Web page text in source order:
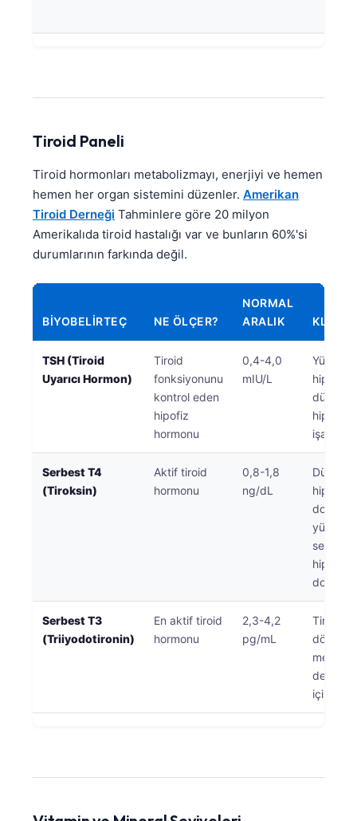
Tiroid Paneli
Tiroid hormonları metabolizmayı, enerjiyi ve hemen
hemen her organ sistemini düzenler. Amerikan
Tiroid Derneği Tahminlere göre 20 milyon
Amerikalıda tiroid hastalığı var ve bunların 60%'si
durumlarının farkında değil.
BIYOBELIRTEÇ NE ÖLÇER?
NORMAL
ARALIK
KLINIK
TSH (Tiroid
Uyarıcı Hormon)
Tiroid
fonksiyonunu
kontrol eden
hipofiz
hormonu
0,4-4,0
mIU/L
Yüksek
düşük
işaret
Serbest T4
(Tiroksin)
Aktif tiroid
hormonu
0,8-1,8
ng/dL
Düşük
yüksek
doğrular
Serbest T3
(Triiyodotironin)
En aktif tiroid
hormonu
2,3-4,2
pg/mL
Tiroid
için
Slovenčina
كوردی‎
অসমীয়া
Galego
Македонски јазик
Gàidhlig
Afrikaans
Монгол
ພາສາລາວ
Basa Jawa
Cebuano
Татар теле